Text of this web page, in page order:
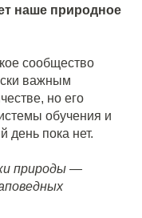
наше природное
сообщество
важным
но его
обучения и
день пока нет.
природы —